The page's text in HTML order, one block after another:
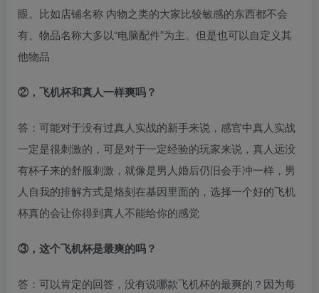
眼。比如店铺名称 内物之类的大家比较敏感的东西都不会
有。物品名称大多以“电脑配件”为主。但是也可以自定义其
他物品
②，飞机杯和真人一样爽吗？
答：可能对于没有过真人实战的新手来说，感官中真人实战
一定是很刺激的，可是对于一定经验的玩家来说，真人远没
有杯子来的舒服刺激，就像是男人婚后仍旧会手冲一样，男
人自我的排解方式是烙刻在基因里面的，选择一个好的飞机
杯真的会让你得到真人不能给你的感觉
③，这个飞机杯是最爽的吗？
答：可以肯定的回答，没有说哪款飞机杯的最爽的？因为每